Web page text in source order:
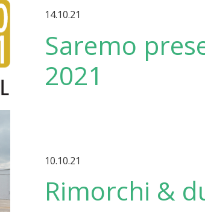
14.10.21
Saremo
2021
10.10.21
Rimorchi &